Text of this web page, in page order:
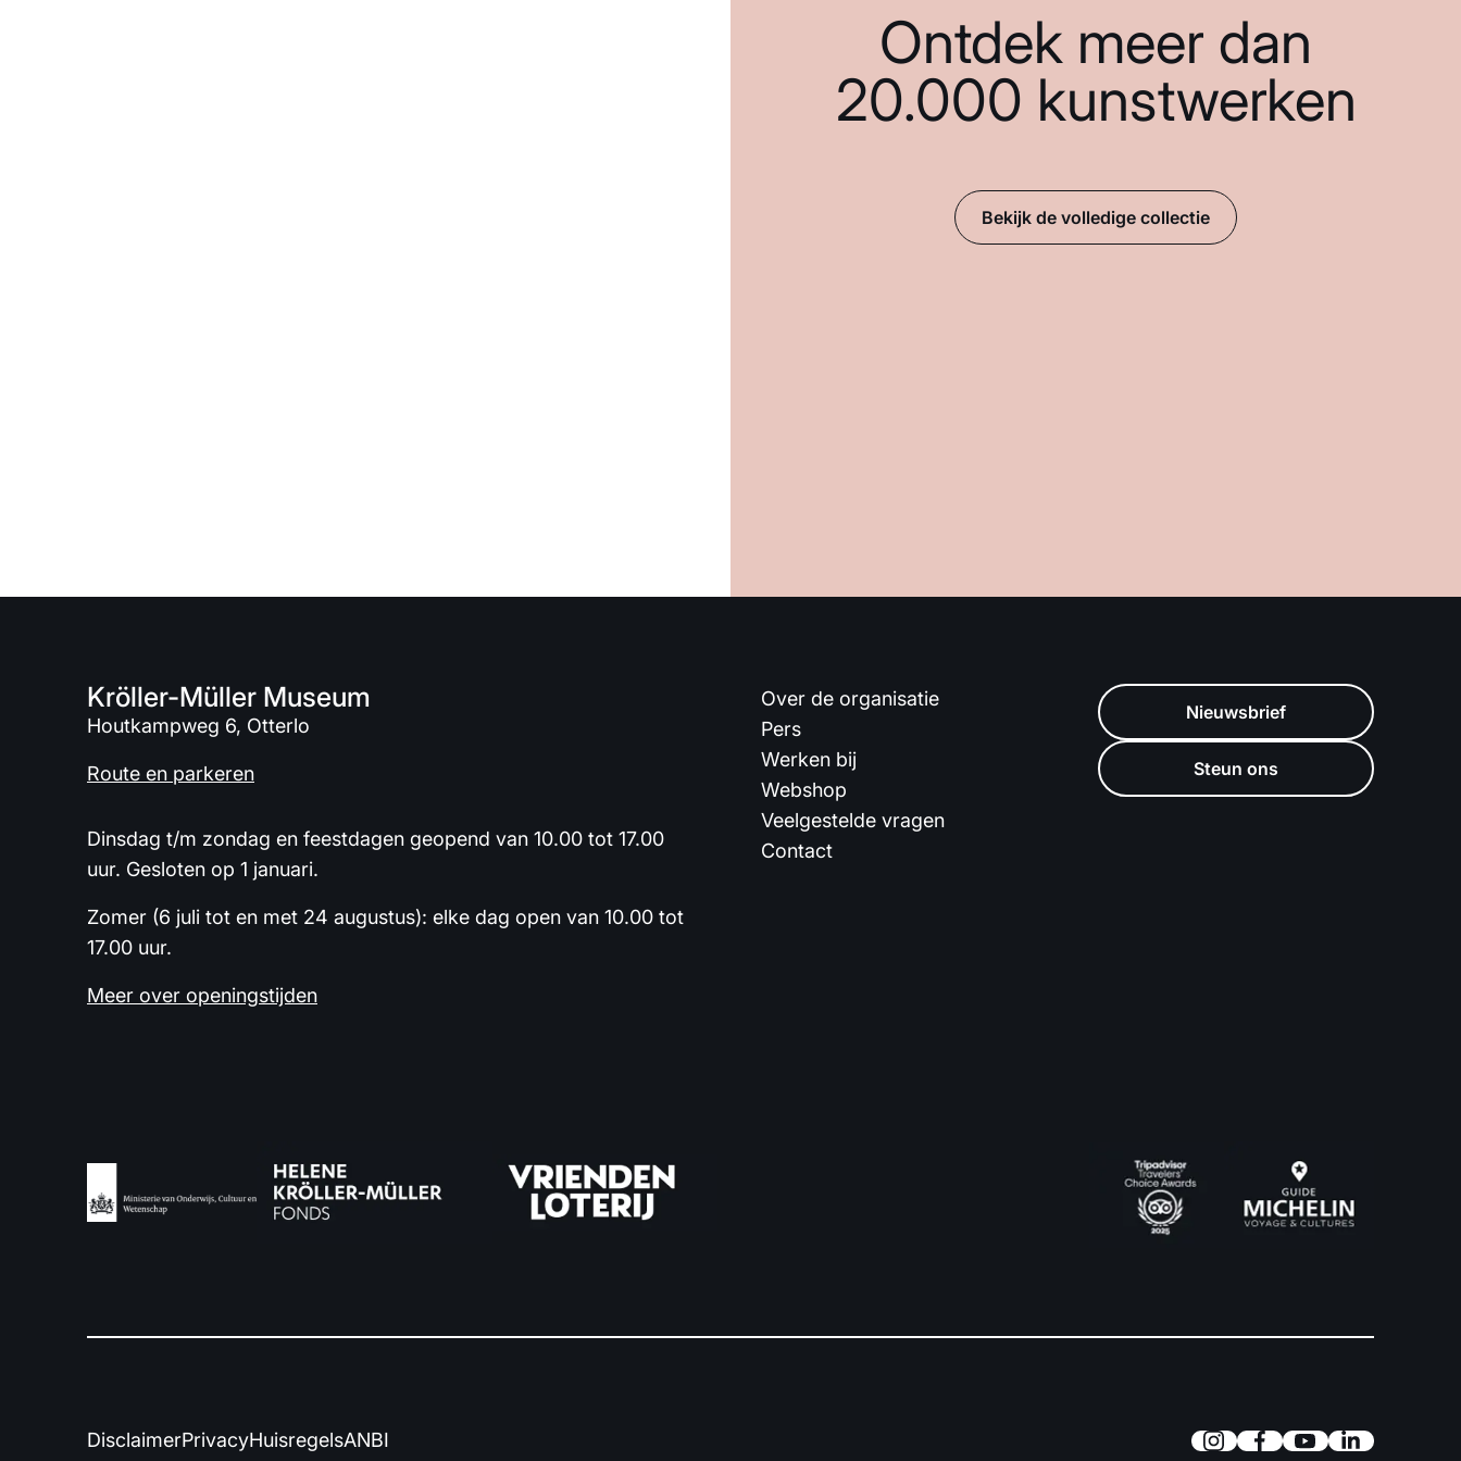
Ontdek meer dan
20.000 kunstwerken
Bekijk de volledige collectie
Kröller-Müller Museum
Houtkampweg 6, Otterlo
Route en parkeren
Dinsdag t/m zondag en feestdagen geopend van 10.00 tot 17.00
uur. Gesloten op 1 januari.
Zomer (6 juli tot en met 24 augustus): elke dag open van 10.00 tot
17.00 uur.
Meer over openingstijden
Over de organisatie
Pers
Werken bij
Webshop
Veelgestelde vragen
Contact
Nieuwsbrief
Steun ons
DisclaimerPrivacyHuisregelsANBI